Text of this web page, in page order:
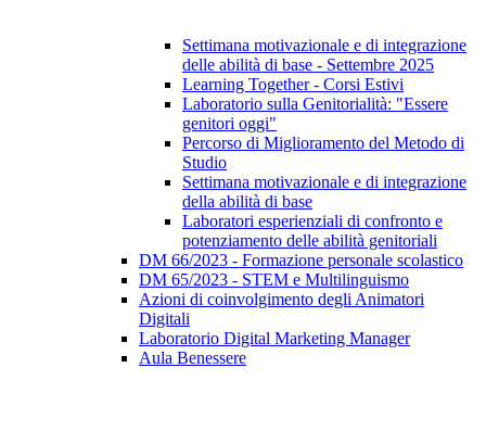
Settimana motivazionale e di integrazione
delle abilità di base - Settembre 2025
Learning Together - Corsi Estivi
Laboratorio sulla Genitorialità: "Essere
genitori oggi"
Percorso di Miglioramento del Metodo di
Studio
Settimana motivazionale e di integrazione
della abilità di base
Laboratori esperienziali di confronto e
potenziamento delle abilità genitoriali
DM 66/2023 - Formazione personale scolastico
DM 65/2023 - STEM e Multilinguismo
Azioni di coinvolgimento degli Animatori
Digitali
Laboratorio Digital Marketing Manager
Aula Benessere